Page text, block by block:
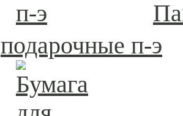
подарочные п-э